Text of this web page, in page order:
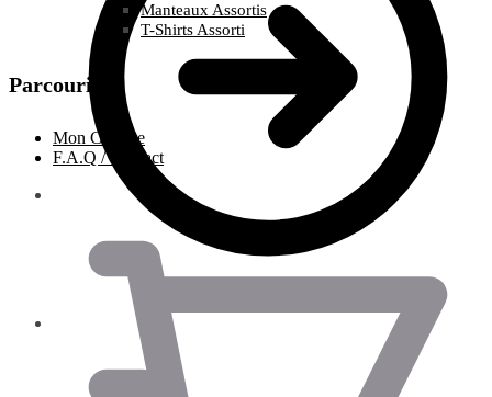
Manteaux Assortis
T-Shirts Assorti
Parcourir
Mon Compte
F.A.Q / Contact